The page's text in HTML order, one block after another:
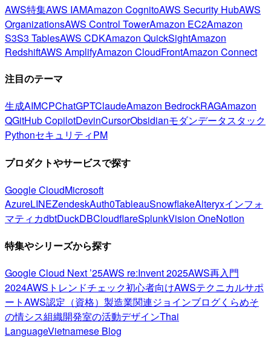
AWS特集AWS IAMAmazon CognitoAWS Security HubAWS
OrganizationsAWS Control TowerAmazon EC2Amazon
S3S3 TablesAWS CDKAmazon QuickSightAmazon
RedshiftAWS AmplifyAmazon CloudFrontAmazon Connect
注目のテーマ
生成AIMCPChatGPTClaudeAmazon BedrockRAGAmazon
QGitHub CopilotDevinCursorObsidianモダンデータスタック
PythonセキュリティPM
プロダクトやサービスで探す
Google CloudMicrosoft
AzureLINEZendeskAuth0TableauSnowflakeAlteryxインフォ
マティカdbtDuckDBCloudflareSplunkVision OneNotion
特集やシリーズから探す
Google Cloud Next ’25AWS re:Invent 2025AWS再入門
2024AWSトレンドチェック初心者向けAWSテクニカルサポ
ートAWS認定（資格） 製造業関連ジョインブログくらめそ
の情シス組織開発室の活動デザインThai
LanguageVietnamese Blog